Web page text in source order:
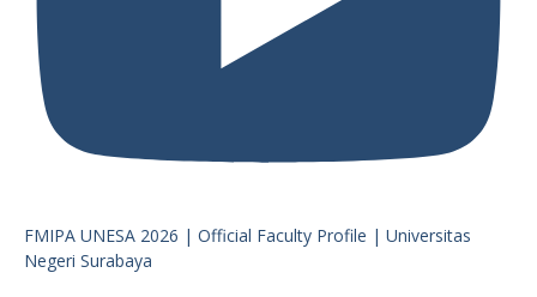
FMIPA UNESA 2026 | Official Faculty Profile | Universitas
Negeri Surabaya